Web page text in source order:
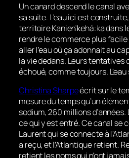
Un canard descend le canal
sa suite. L’eau ici est
territoire Kanien’kehá:ka dans
rendre le commerce plus
aller l’eau où ça adonnait au
la vie dedans. Leurs tentatives
échoué, comme toujours.
Christina Sharpeécrit sur le
mesure du temps qu’un
sodium, 260 millions d’années.
ce qui y est entré. Ce canal se
Laurent qui se connecte à
a reçu, et l’Atlantique retient.
retient les noms qui n’ont